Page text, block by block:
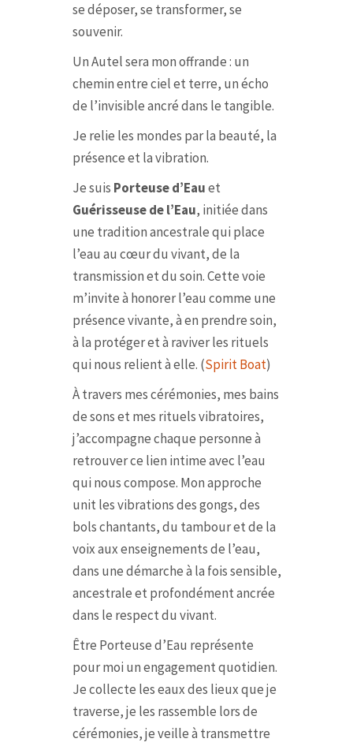
se déposer, se transformer, se
souvenir.
Un Autel sera mon offrande : un
chemin entre ciel et terre, un écho
de l’invisible ancré dans le tangible.
Je relie les mondes par la beauté, la
présence et la vibration.
Je suis Porteuse d’Eauet
Guérisseuse de l’Eau, initiée dans
une tradition ancestrale qui place
l’eau au cœur du vivant, de la
transmission et du soin. Cette voie
m’invite à honorer l’eau comme une
présence vivante, à en prendre soin,
à la protéger et à raviver les rituels
qui nous relient à elle. (Spirit Boat)
À travers mes cérémonies, mes bains
de sons et mes rituels vibratoires,
j’accompagne chaque personne à
retrouver ce lien intime avec l’eau
qui nous compose. Mon approche
unit les vibrations des gongs, des
bols chantants, du tambour et de la
voix aux enseignements de l’eau,
dans une démarche à la fois sensible,
ancestrale et profondément ancrée
dans le respect du vivant.
Être Porteuse d’Eau représente
pour moi un engagement quotidien.
Je collecte les eaux des lieux que je
traverse, je les rassemble lors de
cérémonies, je veille à transmettre